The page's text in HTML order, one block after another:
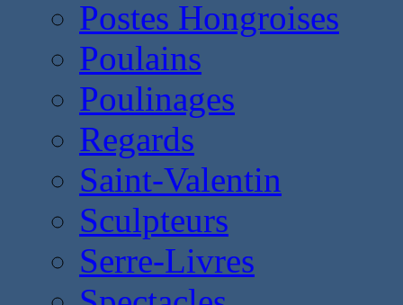
Postes Hongroises
Poulains
Poulinages
Regards
Saint-Valentin
Sculpteurs
Serre-Livres